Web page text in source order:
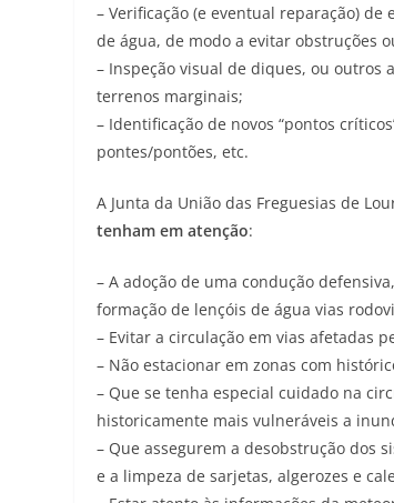
– Verificação (e eventual reparação)
de água, de modo a evitar obstruções
– Inspeção visual de diques, ou
terrenos marginais;
– Identificação de novos “pontos
pontes/pontões, etc.
A Junta da União das Freguesias de
tenham em atenção:
– A adoção de uma condução
formação de lençóis de água vias
– Evitar a circulação em vias afetadas
– Não estacionar em zonas com
– Que se tenha especial cuidado na
historicamente mais vulneráveis a
– Que assegurem a desobstrução dos
e a limpeza de sarjetas, algerozes e